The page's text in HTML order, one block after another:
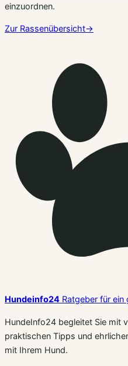
einzuordnen.
Zur Rassenübersicht→
Hundeinfo24 Ratgeber für ein
HundeInfo24 begleitet Sie mit
praktischen Tipps und
mit Ihrem Hund.